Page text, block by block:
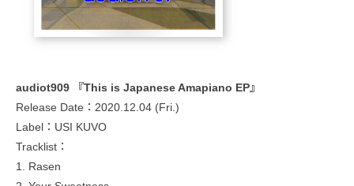
audiot909 『This is Japanese Amapiano EP』
Release Date：2020.12.04 (Fri.)
Label：USI KUVO
Tracklist：
1. Rasen